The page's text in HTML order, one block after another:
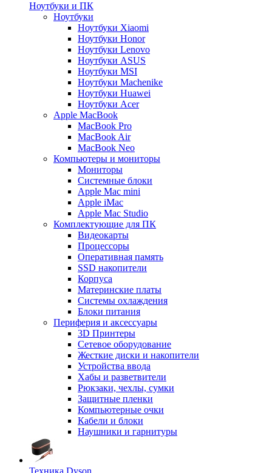
Ноутбуки и ПК
Ноутбуки
Ноутбуки Xiaomi
Ноутбуки Honor
Ноутбуки Lenovo
Ноутбуки ASUS
Ноутбуки MSI
Ноутбуки Machenike
Ноутбуки Huawei
Ноутбуки Acer
Apple MacBook
MacBook Pro
MacBook Air
MacBook Neo
Компьютеры и мониторы
Мониторы
Системные блоки
Apple Mac mini
Apple iMac
Apple Mac Studio
Комплектующие для ПК
Видеокарты
Процессоры
Оперативная память
SSD накопители
Корпуса
Материнские платы
Системы охлаждения
Блоки питания
Периферия и аксессуары
3D Принтеры
Сетевое оборудование
Жесткие диски и накопители
Устройства ввода
Хабы и разветвители
Рюкзаки, чехлы, сумки
Защитные пленки
Компьютерные очки
Кабели и блоки
Наушники и гарнитуры
Техника Dyson